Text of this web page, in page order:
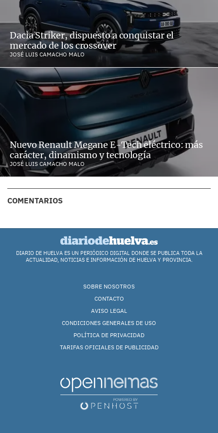
Dacia Striker, dispuesto a conquistar el
mercado de los crossover
JOSÉ LUIS CAMACHO MALO
Nuevo Renault Megane E-Tech eléctrico: más
carácter, dinamismo y tecnología
JOSÉ LUIS CAMACHO MALO
COMENTARIOS
DIARIO DE HUELVA ES UN PERIÓDICO DIGITAL DONDE SE PUBLICA TODA LA
ACTUALIDAD, NOTICIAS E INFORMACIÓN DE HUELVA Y PROVINCIA.
SOBRE NOSOTROS
CONTACTO
AVISO LEGAL
CONDICIONES GENERALES DE USO
POLÍTICA DE PRIVACIDAD
TARIFAS OFICIALES DE PUBLICIDAD